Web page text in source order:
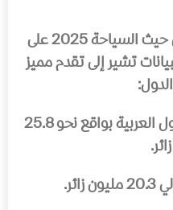
ضمن سياق ترتيب الدول من حيث السياحة 2025 على
تشير إلى تقدم مميز
🇦🇪 الإمارات – في مقدم الدول العربية بواقع نحو 25.8